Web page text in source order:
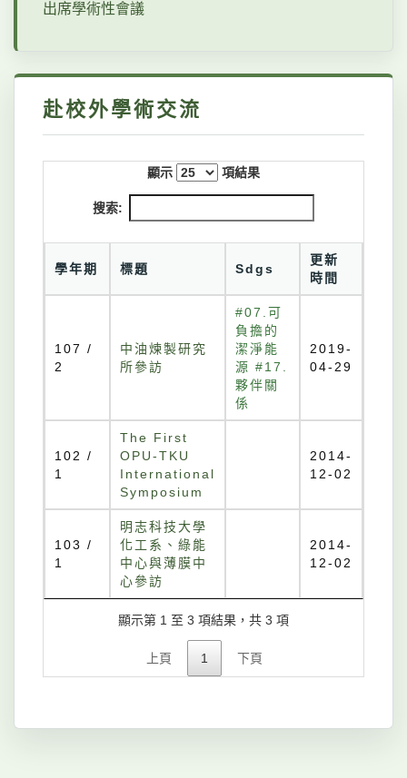
出席學術性會議
赴校外學術交流
顯示 項結果
搜索:
學年期 標題 Sdgs
更新
時間
107 /
2
中油煉製研究
所參訪
#07.可
負擔的
潔淨能
源 #17.
夥伴關
係
2019-
04-29
102 /
1
The First
OPU-TKU
International
Symposium
2014-
12-02
103 /
1
明志科技大學
化工系、綠能
中心與薄膜中
心參訪
2014-
12-02
顯示第 1 至 3 項結果，共 3 項
上頁 1 下頁